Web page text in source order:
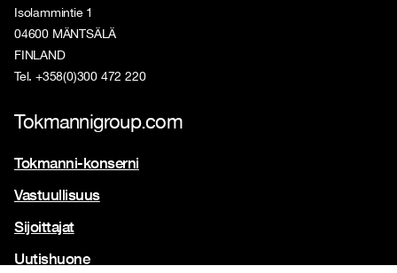
Isolammintie 1
04600 MÄNTSÄLÄ
FINLAND
Tel. +358(0)300 472 220
Tokmannigroup.com
Tokmanni-konserni
Vastuullisuus
Sijoittajat
Uutishuone